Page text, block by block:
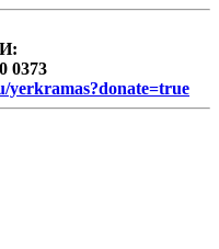
0373
yerkramas?donate=true